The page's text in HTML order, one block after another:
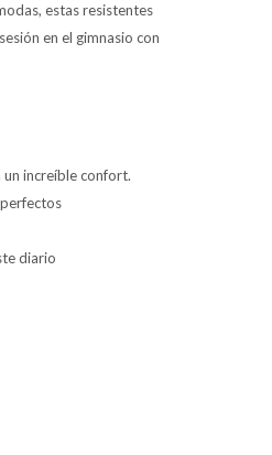
estas resistentes
en el gimnasio con
un increíble confort.
diario